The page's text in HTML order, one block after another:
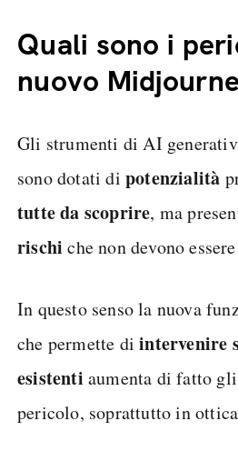
Quali sono i
nuovo
Gli strumenti di AI
sono dotati di potenzialità
tutte da scoprire, ma
rischi che non devono
In questo senso la nuova
che permette diintervenire
esistenti aumenta di fatto
pericolo, soprattutto in